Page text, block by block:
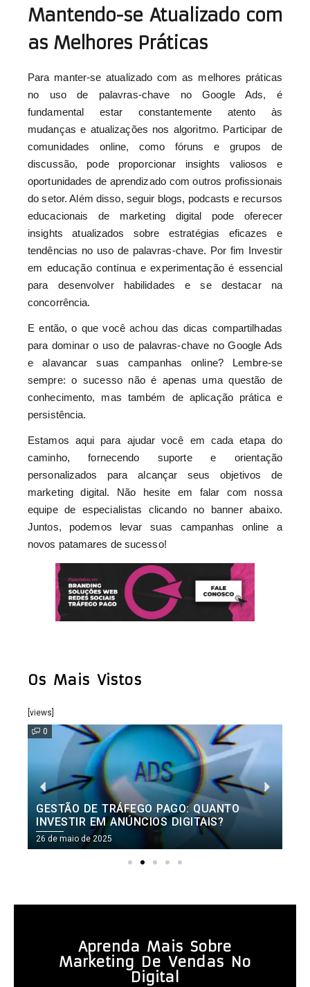
Mantendo-se Atualizado com
as Melhores Práticas
Para manter-se atualizado com as melhores práticas
no uso de palavras-chave no Google Ads, é
fundamental estar constantemente atento às
mudanças e atualizações nos algoritmo. Participar de
comunidades online, como fóruns e grupos de
discussão, pode proporcionar insights valiosos e
oportunidades de aprendizado com outros profissionais
do setor. Além disso, seguir blogs, podcasts e recursos
educacionais de marketing digital pode oferecer
insights atualizados sobre estratégias eficazes e
tendências no uso de palavras-chave. Por fim Investir
em educação contínua e experimentação é essencial
para desenvolver habilidades e se destacar na
concorrência.
E então, o que você achou das dicas compartilhadas
para dominar o uso de palavras-chave no Google Ads
e alavancar suas campanhas online? Lembre-se
sempre: o sucesso não é apenas uma questão de
conhecimento, mas também de aplicação prática e
persistência.
Estamos aqui para ajudar você em cada etapa do
caminho, fornecendo suporte e orientação
personalizados para alcançar seus objetivos de
marketing digital. Não hesite em falar com nossa
equipe de especialistas clicando no banner abaixo.
Juntos, podemos levar suas campanhas online a
novos patamares de sucesso!
Os Mais Vistos
[views]
0
GESTÃO DE TRÁFEGO PAGO: QUANTO
INVESTIR EM ANÚNCIOS DIGITAIS?
26 de maio de 2025
Aprenda Mais Sobre
Marketing De Vendas No
Digital